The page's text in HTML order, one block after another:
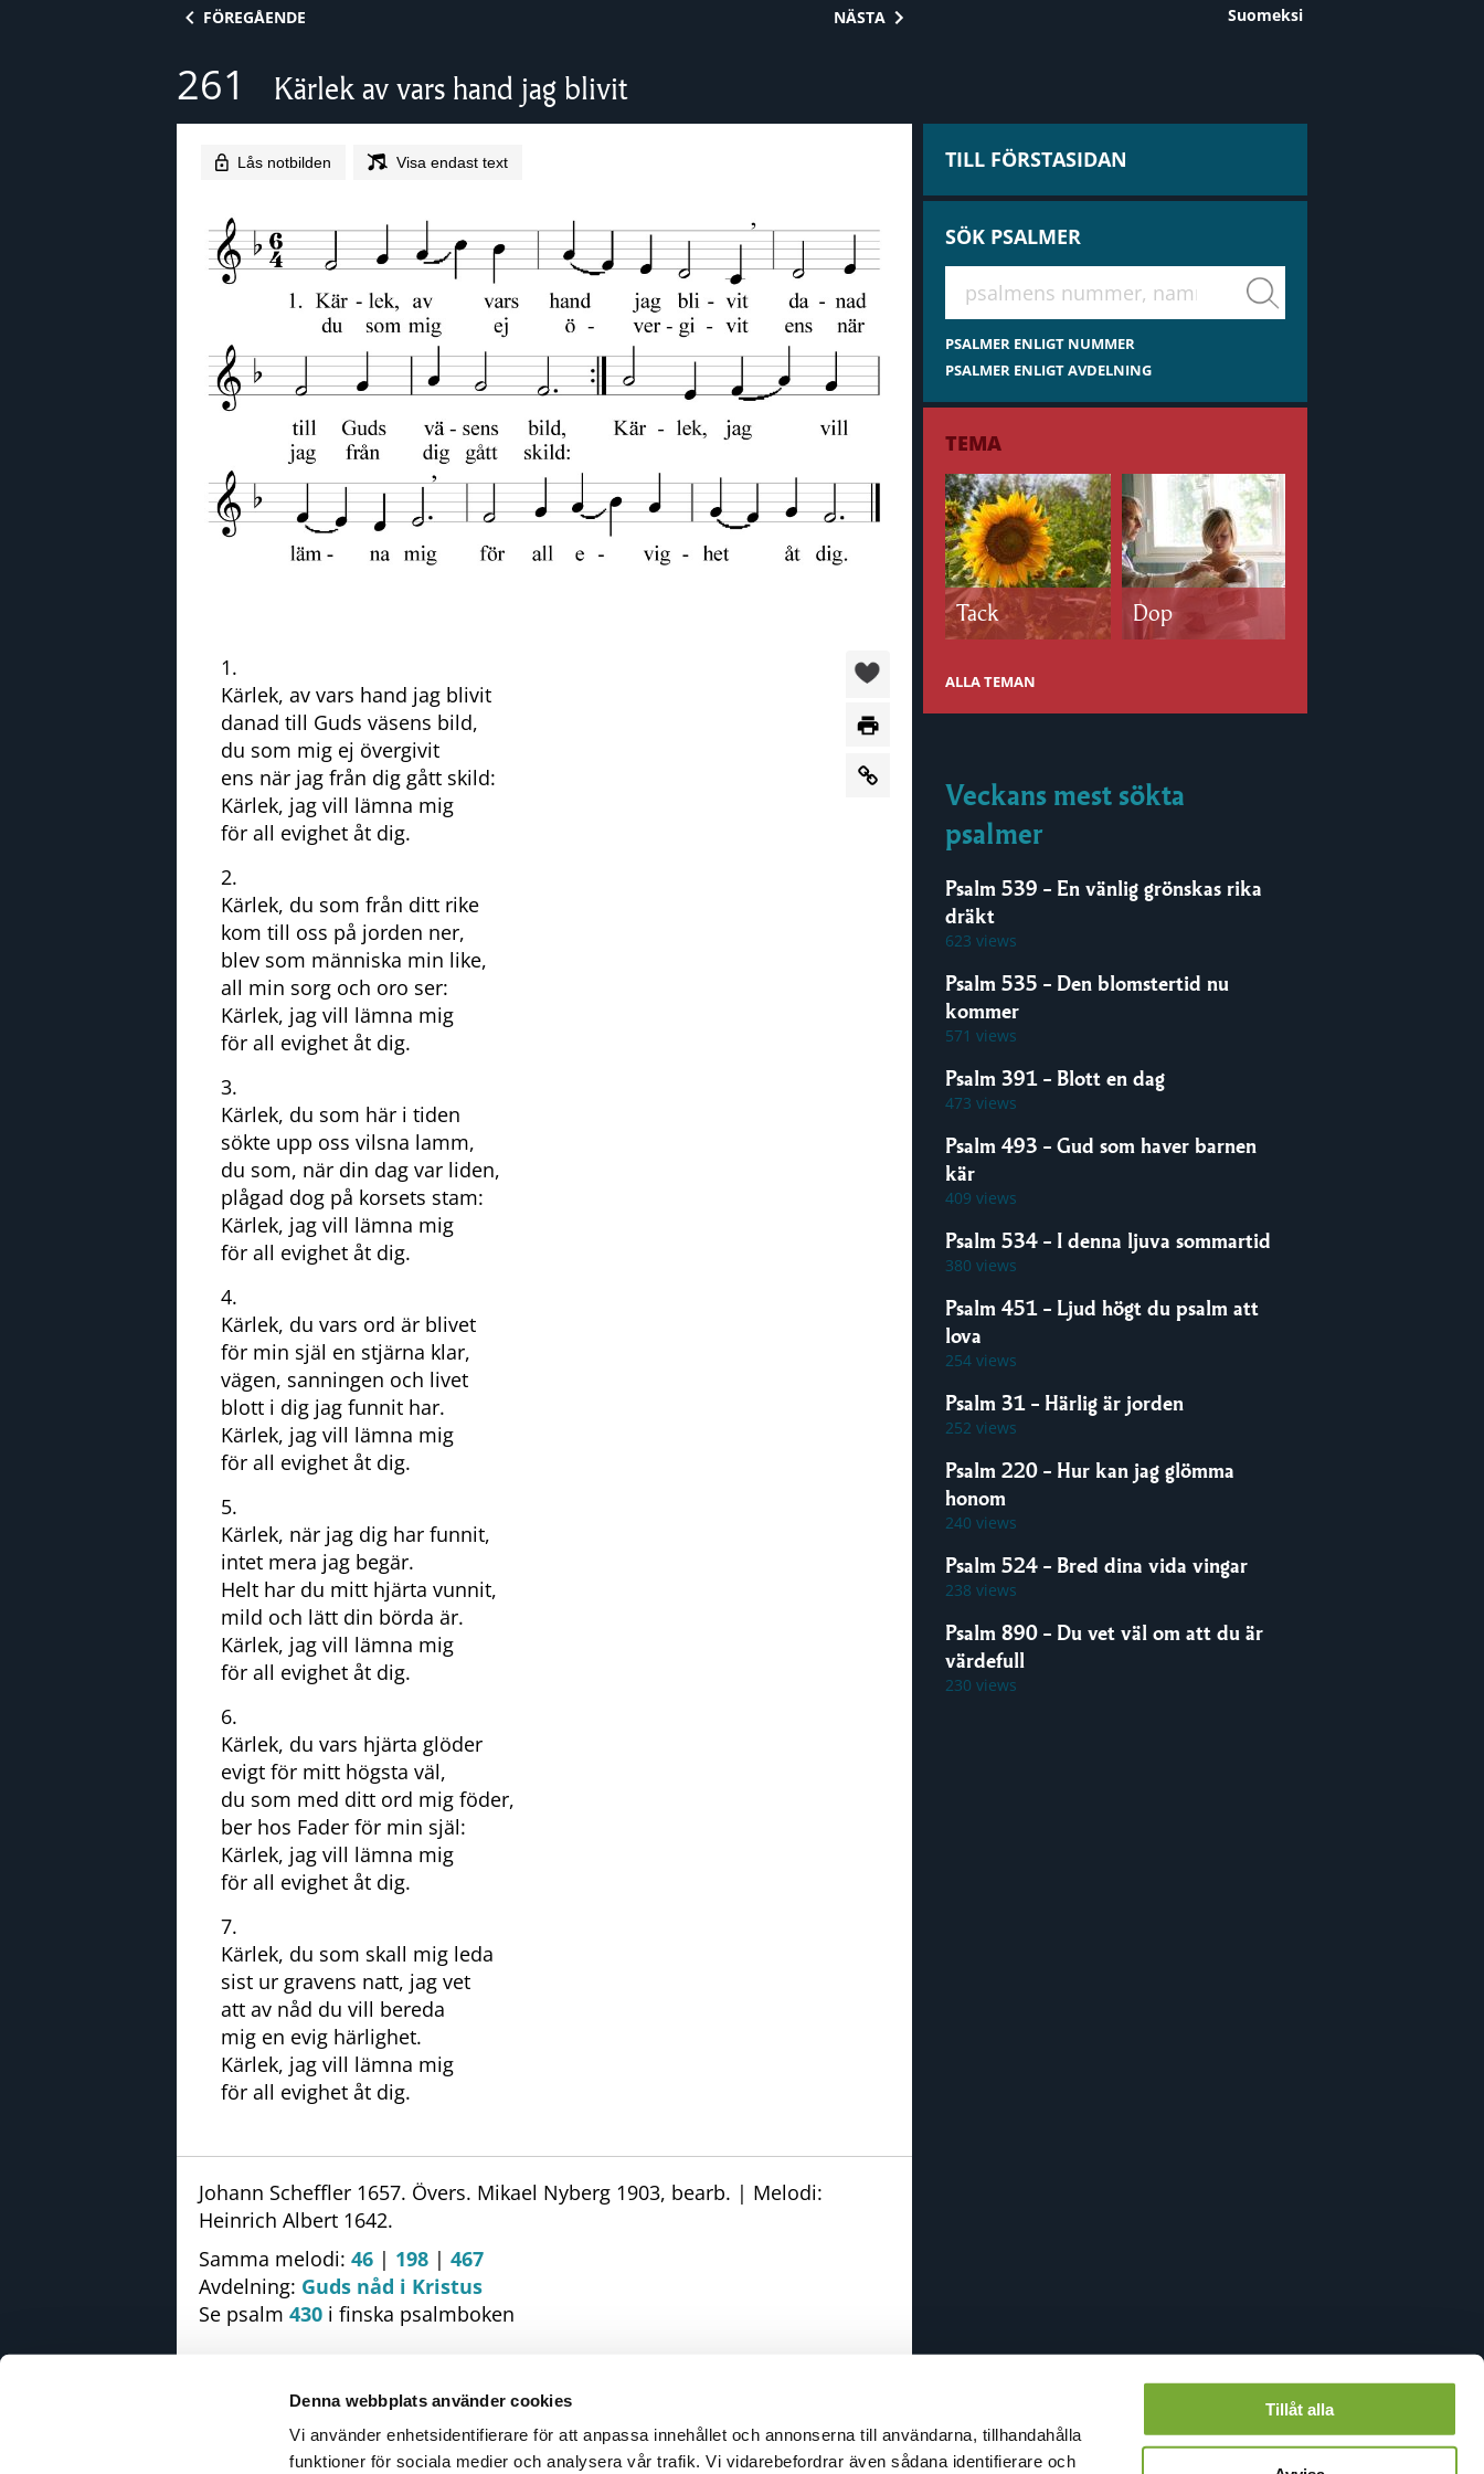
Denna webbplats använder cookies
Vi använder enhetsidentifierare för att anpassa innehållet och annonserna till användarna, tillhandahålla
funktioner för sociala medier och analysera vår trafik. Vi vidarebefordrar även sådana identifierare och
Tillåt alla
Suomeksi
FÖREGÅENDE NÄSTA
261 Kärlek av vars hand jag blivit
Lås notbilden Visa endast text
1.
Kärlek, av vars hand jag blivit
danad till Guds väsens bild,
du som mig ej övergivit
ens när jag från dig gått skild:
Kärlek, jag vill lämna mig
för all evighet åt dig.
2.
Kärlek, du som från ditt rike
kom till oss på jorden ner,
blev som människa min like,
all min sorg och oro ser:
Kärlek, jag vill lämna mig
för all evighet åt dig.
3.
Kärlek, du som här i tiden
sökte upp oss vilsna lamm,
du som, när din dag var liden,
plågad dog på korsets stam:
Kärlek, jag vill lämna mig
för all evighet åt dig.
4.
Kärlek, du vars ord är blivet
för min själ en stjärna klar,
vägen, sanningen och livet
blott i dig jag funnit har.
Kärlek, jag vill lämna mig
för all evighet åt dig.
5.
Kärlek, när jag dig har funnit,
intet mera jag begär.
Helt har du mitt hjärta vunnit,
mild och lätt din börda är.
Kärlek, jag vill lämna mig
för all evighet åt dig.
6.
Kärlek, du vars hjärta glöder
evigt för mitt högsta väl,
du som med ditt ord mig föder,
ber hos Fader för min själ:
Kärlek, jag vill lämna mig
för all evighet åt dig.
7.
Kärlek, du som skall mig leda
sist ur gravens natt, jag vet
att av nåd du vill bereda
mig en evig härlighet.
Kärlek, jag vill lämna mig
för all evighet åt dig.
Johann Scheffler 1657. Övers. Mikael Nyberg 1903, bearb. | Melodi:
Heinrich Albert 1642.
Samma melodi: 46 | 198 | 467
Avdelning: Guds nåd i Kristus
Se psalm 430 i finska psalmboken
TILL FÖRSTASIDAN
SÖK PSALMER
Hae virsiä
PSALMER ENLIGT NUMMER
PSALMER ENLIGT AVDELNING
TEMA
Tack Dop
ALLA TEMAN
Veckans mest sökta
psalmer
Psalm 539 – En vänlig grönskas rika
dräkt
623 views
Psalm 535 – Den blomstertid nu
kommer
571 views
Psalm 391 – Blott en dag
473 views
Psalm 493 – Gud som haver barnen
kär
409 views
Psalm 534 – I denna ljuva sommartid
380 views
Psalm 451 – Ljud högt du psalm att
lova
254 views
Psalm 31 – Härlig är jorden
252 views
Psalm 220 – Hur kan jag glömma
honom
240 views
Psalm 524 – Bred dina vida vingar
238 views
Psalm 890 – Du vet väl om att du är
värdefull
230 views
Respons